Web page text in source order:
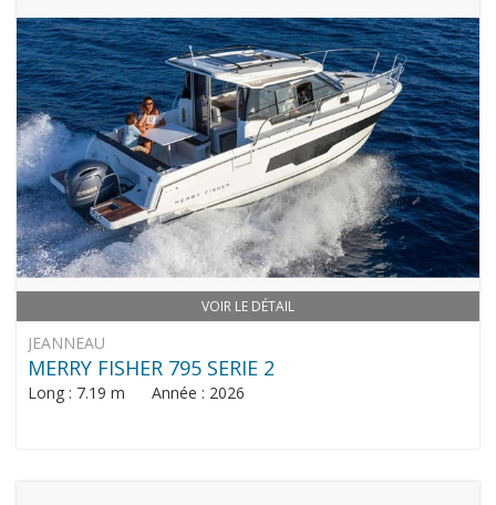
VOIR LE DÉTAIL
JEANNEAU
MERRY FISHER 795 SERIE 2
Long : 7.19 m Année : 2026